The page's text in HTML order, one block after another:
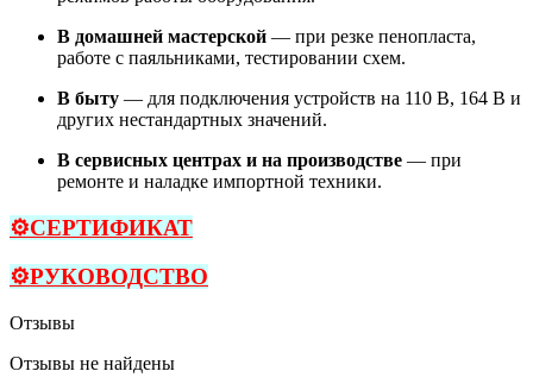
В домашней мастерской — при резке пенопласта,
работе с паяльниками, тестировании схем.
В быту — для подключения устройств на 110 В, 164 В и
других нестандартных значений.
В сервисных центрах и на производстве — при
ремонте и наладке импортной техники.
⚙️СЕРТИФИКАТ
⚙️РУКОВОДСТВО
Отзывы
Отзывы не найдены